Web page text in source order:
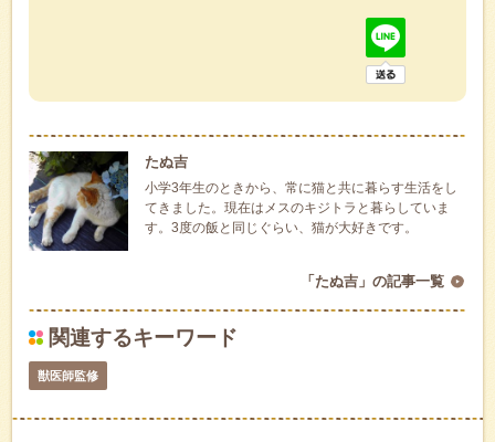
たぬ吉
小学3年生のときから、常に猫と共に暮らす生活をし
てきました。現在はメスのキジトラと暮らしていま
す。3度の飯と同じぐらい、猫が大好きです。
「たぬ吉」の記事一覧
関連するキーワード
獣医師監修